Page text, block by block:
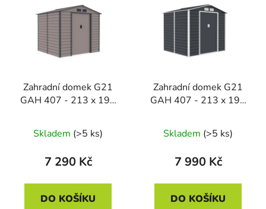
Zahradní domek G21
GAH 407 - 213 x 191
Skladem (>5 ks)
7 290 Kč
DO KOŠÍKU
Zahradní domek G21
GAH 407 - 213 x 191
Skladem (>5 ks)
7 990 Kč
DO KOŠÍKU